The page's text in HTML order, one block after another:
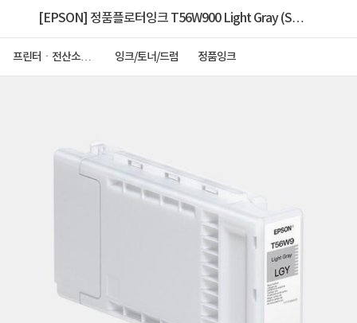
[EPSON] 정품플로터잉크 T56W900 Light Gray (SC-
프린터ㆍ전산소모
잉크/토너/드럼 정품잉크